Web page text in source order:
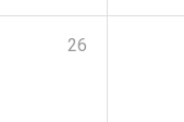
26